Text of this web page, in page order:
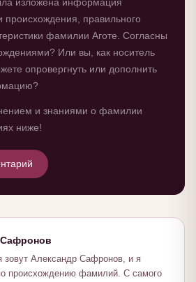
происхождения, правильного
фамилии Аготе. Согласны
Или вы, как носитель
опровергнуть или дополнить
и знаниями о фамилии
ниже!
зовут Александр Сафронов, и я
происхождению фамилий. С самого